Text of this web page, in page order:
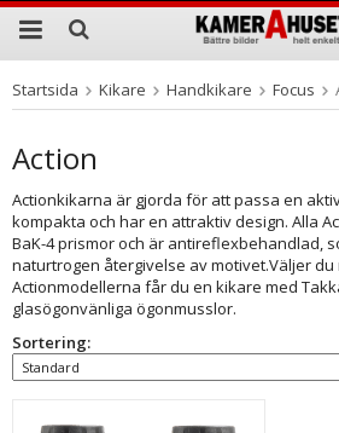
Produkten har blivit tillagd i
Startsida Kikare Handkikare Focus
Action
Actionkikarna är gjorda för att passa en
kompakta och har en attraktiv design. Alla
BaK-4 prismor och är antireflexbehandlad,
naturtrogen återgivelse av motivet.Väljer
Actionmodellerna får du en kikare med
glasögonvänliga ögonmusslor.
Sortering: